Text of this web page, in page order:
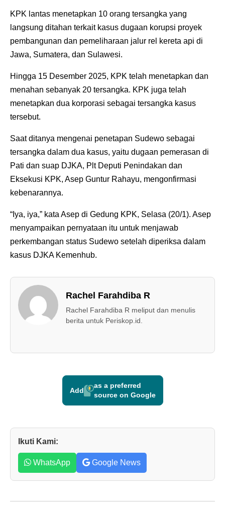
KPK lantas menetapkan 10 orang tersangka yang
langsung ditahan terkait kasus dugaan korupsi proyek
pembangunan dan pemeliharaan jalur rel kereta api di
Jawa, Sumatera, dan Sulawesi.
Hingga 15 Desember 2025, KPK telah menetapkan dan
menahan sebanyak 20 tersangka. KPK juga telah
menetapkan dua korporasi sebagai tersangka kasus
tersebut.
Saat ditanya mengenai penetapan Sudewo sebagai
tersangka dalam dua kasus, yaitu dugaan pemerasan di
Pati dan suap DJKA, Plt Deputi Penindakan dan
Eksekusi KPK, Asep Guntur Rahayu, mengonfirmasi
kebenarannya.
“Iya, iya,” kata Asep di Gedung KPK, Selasa (20/1). Asep
menyampaikan pernyataan itu untuk menjawab
perkembangan status Sudewo setelah diperiksa dalam
kasus DJKA Kemenhub.
Rachel Farahdiba R
Rachel Farahdiba R meliput dan menulis
berita untuk Periskop.id.
Add
as a preferred
source on Google
Ikuti Kami:
WhatsApp Google News